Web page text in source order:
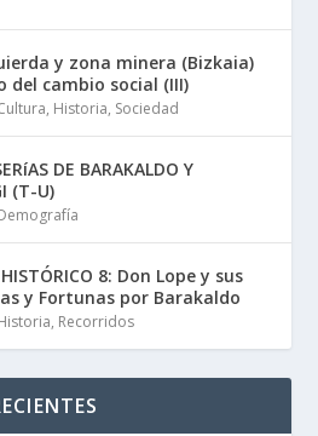
y zona minera (Bizkaia)
del cambio social (III)
, Historia, Sociedad
DE BARAKALDO Y
(T-U)
HISTÓRICO 8: Don Lope y sus
y Fortunas por Barakaldo
, Recorridos